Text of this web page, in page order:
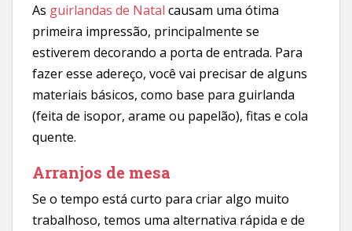
As guirlandas de Natal causam uma ótima
primeira impressão, principalmente se
estiverem decorando a porta de entrada. Para
fazer esse adereço, você vai precisar de alguns
materiais básicos, como base para guirlanda
(feita de isopor, arame ou papelão), fitas e cola
quente.
Arranjos de mesa
Se o tempo está curto para criar algo muito
trabalhoso, temos uma alternativa rápida e de